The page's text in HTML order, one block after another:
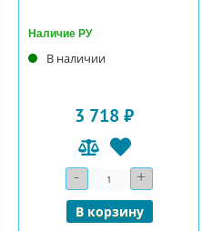
Наличие РУ
В наличии
3 718 ₽
- Количество+
В корзину